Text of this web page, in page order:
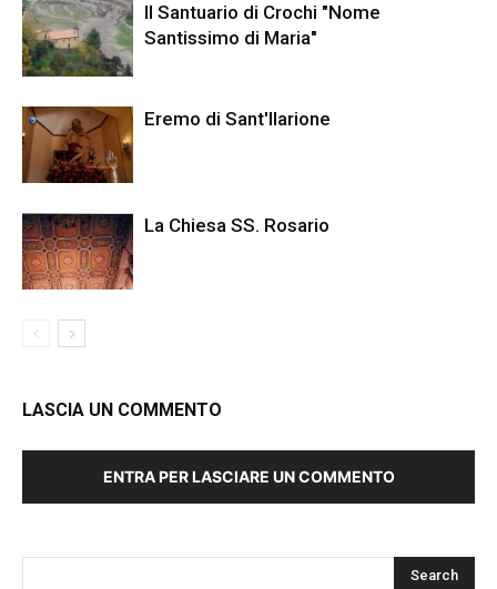
Il Santuario di Crochi "Nome
Santissimo di Maria"
Eremo di Sant'Ilarione
La Chiesa SS. Rosario
LASCIA UN COMMENTO
ENTRA PER LASCIARE UN COMMENTO